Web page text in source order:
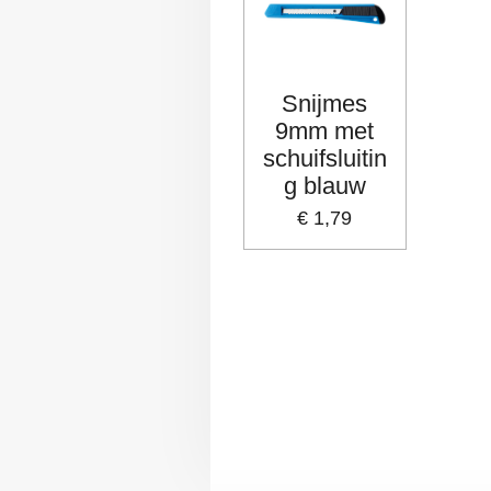
Snijmes
9mm met
schuifsluitin
g blauw
€ 1,79